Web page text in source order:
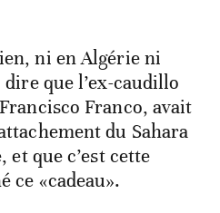
ni en Algérie ni
que l’ex-caudillo
Franco, avait
du Sahara
et que c’est cette
ce «cadeau».